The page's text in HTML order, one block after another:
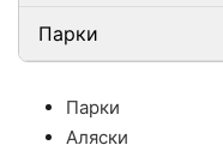
Парки
Парки
Аляски